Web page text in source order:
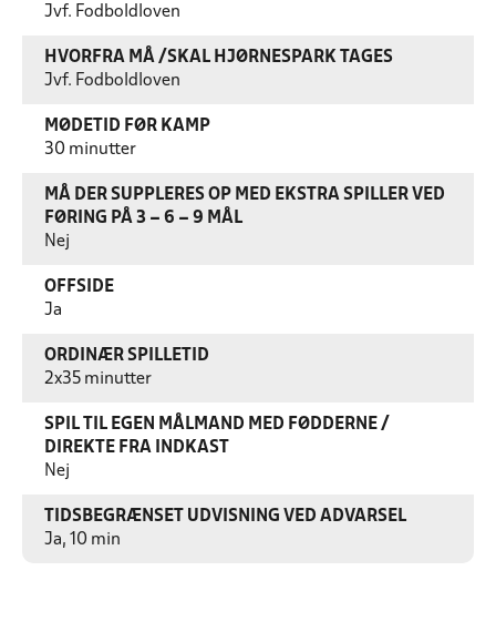
Jvf. Fodboldloven
HVORFRA MÅ /SKAL HJØRNESPARK TAGES
Jvf. Fodboldloven
MØDETID FØR KAMP
30 minutter
MÅ DER SUPPLERES OP MED EKSTRA SPILLER VED
FØRING PÅ 3 – 6 – 9 MÅL
Nej
OFFSIDE
Ja
ORDINÆR SPILLETID
2x35 minutter
SPIL TIL EGEN MÅLMAND MED FØDDERNE /
DIREKTE FRA INDKAST
Nej
TIDSBEGRÆNSET UDVISNING VED ADVARSEL
Ja, 10 min